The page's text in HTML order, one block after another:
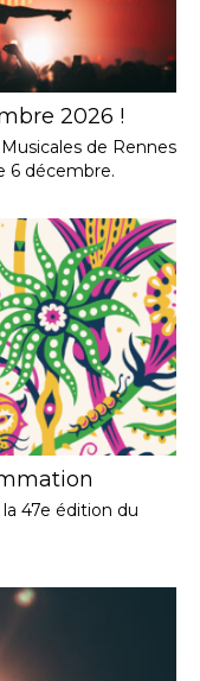
2026 !
de Rennes
6 décembre.
47e édition du